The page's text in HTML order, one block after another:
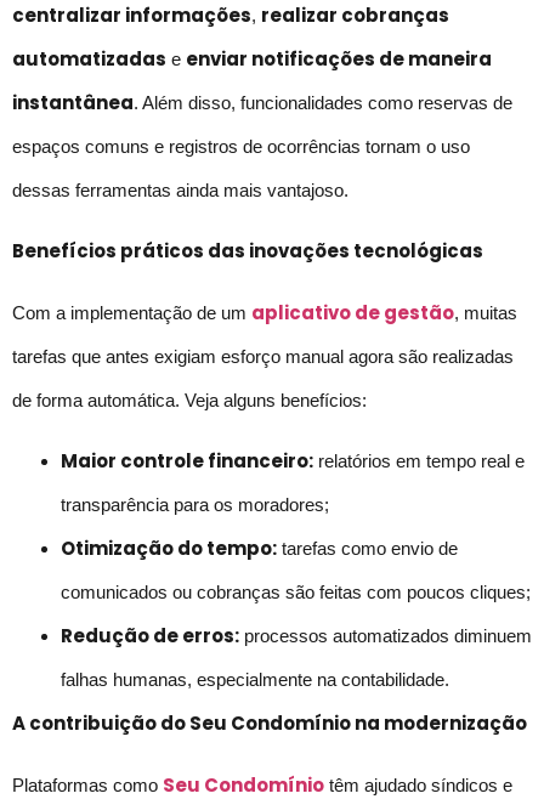
centralizar informações, realizar cobranças
automatizadas e enviar notificações de maneira
instantânea. Além disso, funcionalidades como reservas de
espaços comuns e registros de ocorrências tornam o uso
dessas ferramentas ainda mais vantajoso.
Benefícios práticos das inovações tecnológicas
Com a implementação de um aplicativo de gestão, muitas
tarefas que antes exigiam esforço manual agora são realizadas
de forma automática. Veja alguns benefícios:
Maior controle financeiro: relatórios em tempo real e
transparência para os moradores;
Otimização do tempo: tarefas como envio de
comunicados ou cobranças são feitas com poucos cliques;
Redução de erros: processos automatizados diminuem
falhas humanas, especialmente na contabilidade.
A contribuição do Seu Condomínio na modernização
Plataformas como Seu Condomínio têm ajudado síndicos e